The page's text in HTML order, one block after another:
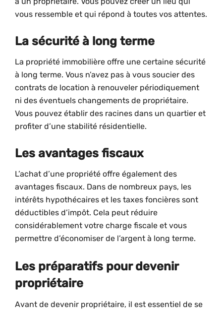
vous ressemble et qui répond à toutes vos attentes.
La sécurité à long terme
La propriété immobilière offre une certaine sécurité
à long terme. Vous n’avez pas à vous soucier des
contrats de location à renouveler périodiquement
ni des éventuels changements de propriétaire.
Vous pouvez établir des racines dans un quartier et
profiter d’une stabilité résidentielle.
Les avantages fiscaux
L’achat d’une propriété offre également des
avantages fiscaux. Dans de nombreux pays, les
intérêts hypothécaires et les taxes foncières sont
déductibles d’impôt. Cela peut réduire
considérablement votre charge fiscale et vous
permettre d’économiser de l’argent à long terme.
Les préparatifs pour devenir
propriétaire
Avant de devenir propriétaire, il est essentiel de se